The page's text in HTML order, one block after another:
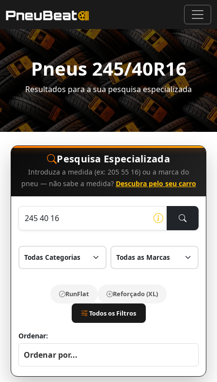
Pneus 245/40R16
Resultados para a sua pesquisa especializada
Pesquisa Especializada
Introduza a medida (ex: 205 55 16) ou a marca do
pneu — não sabe a medida? Descubra pelo seu carro
RunFlat Reforçado (XL)
Todos os Filtros
Ordenar: